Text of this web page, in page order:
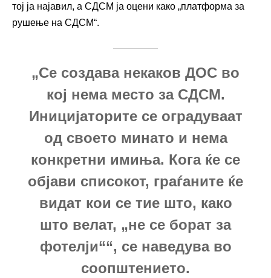
тој ја најавил, а СДСМ ја оцени како „платформа за
рушење на СДСМ“.
„Се создава некаков ДОС во
кој нема место за СДСМ.
Иницијаторите се оградуваат
од своето минато и нема
конкретни имиња. Кога ќе се
објави списокот, граѓаните ќе
видат кои се тие што, како
што велат, „не се борат за
фотелји““, се наведува во
соопштението.